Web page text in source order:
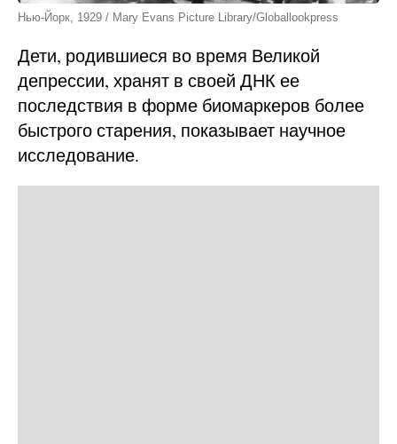
Нью-Йорк, 1929 / Mary Evans Picture Library/Globallookpress
Дети, родившиеся во время Великой
депрессии, хранят в своей ДНК ее
последствия в форме биомаркеров более
быстрого старения, показывает научное
исследование.